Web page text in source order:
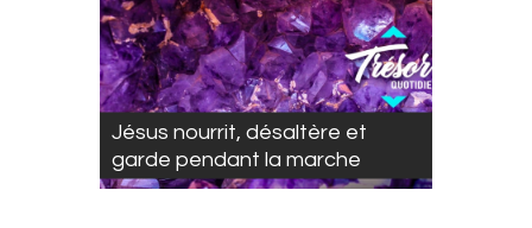
Jésus nourrit, désaltère et
garde pendant la marche